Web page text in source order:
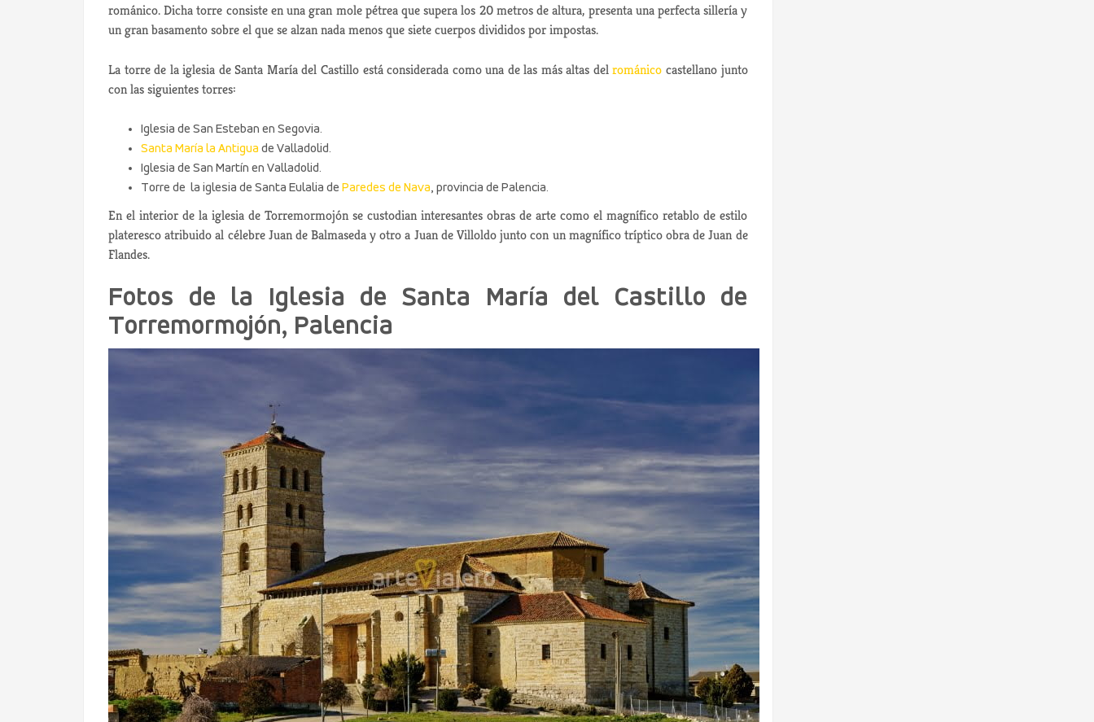
románico. Dicha torre consiste en una gran mole pétrea que supera los 20 metros de altura, presenta una perfecta sillería y
un gran basamento sobre el que se alzan nada menos que siete cuerpos divididos por impostas.
La torre de la iglesia de Santa María del Castillo está considerada como una de las más altas delrománico castellano junto
con las siguientes torres:
Iglesia de San Esteban en Segovia.
Santa María la Antigua de Valladolid.
Iglesia de San Martín en Valladolid.
Torre de la iglesia de Santa Eulalia de Paredes de Nava, provincia de Palencia.
En el interior de la iglesia de Torremormojón se custodian interesantes obras de arte como el magnífico retablo de estilo
plateresco atribuido al célebre Juan de Balmaseda y otro a Juan de Villoldo junto con un magnífico tríptico obra de Juan de
Flandes.
Fotos de la Iglesia de Santa María del Castillo de
Torremormojón, Palencia